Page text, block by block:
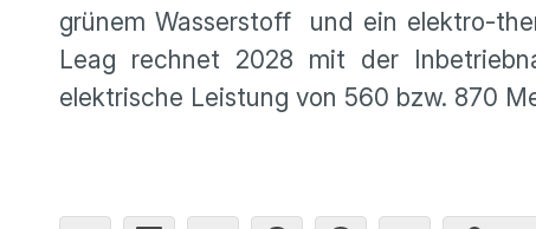
grünem Wasserstoff und ein elektro-
Leag rechnet 2028 mit der
elektrische Leistung von 560 bzw. 870